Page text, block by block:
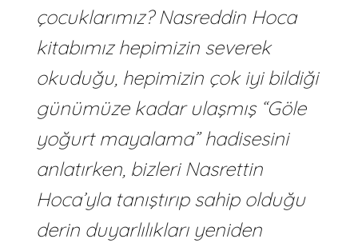
çocuklarımız? Nasreddin Hoca
kitabımız hepimizin severek
okuduğu, hepimizin çok iyi bildiği
günümüze kadar ulaşmış “Göle
yoğurt mayalama” hadisesini
anlatırken, bizleri Nasrettin
Hoca’yla tanıştırıp sahip olduğu
derin duyarlılıkları yeniden